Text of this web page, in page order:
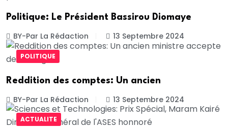
Politique: Le Président Bassirou Diomaye
BY-Par La Rédaction 13 Septembre 2024
POLITIQUE
Reddition des comptes: Un ancien
BY-Par La Rédaction 13 Septembre 2024
ACTUALITE